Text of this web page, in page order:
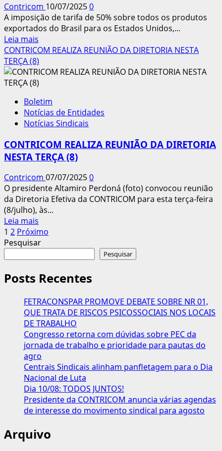
Supremo,
mas
tem
efeitos
imediatos
Contricom 10/07/20250
A imposição de tarifa de 50% sobre todos os produtos
exportados do Brasil para os Estados Unidos,...
Leia mais
mais
sobre
Lula
reage
tarifa
de
Trump
diz
que
não
aceita
tutela
externa
CONTRICOM REALIZA REUNIÃO DA DIRETORIA NESTA
TERÇA (8)
Boletim
Notícias de Entidades
Notícias Sindicais
CONTRICOM REALIZA REUNIÃO DA DIRETORIA
NESTA TERÇA (8)
Contricom 07/07/20250
O presidente Altamiro Perdoná (foto) convocou reunião
da Diretoria Efetiva da CONTRICOM para esta terça-feira
(8/julho), às...
Leia mais
mais
sobre
REUNIÃO
DA
DIRETORIA
NESTA
TERÇA
(8)
Paginação
dos
1 2 Próximo
Pesquisar
Pesquisar
Posts Recentes
FETRACONSPAR PROMOVE DEBATE SOBRE NR 01,
QUE TRATA DE RISCOS PSICOSSOCIAIS NOS LOCAIS
DE TRABALHO
Congresso retorna com dúvidas sobre PEC da
jornada de trabalho e prioridade para pautas do
agro
Centrais Sindicais alinham panfletagem para o Dia
Nacional de Luta
Dia 10/08: TODOS JUNTOS!
Presidente da CONTRICOM anuncia várias agendas
de interesse do movimento sindical para agosto
Arquivo